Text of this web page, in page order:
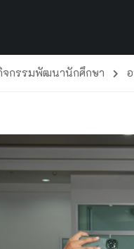
จกรรมพัฒนานักศึกษา